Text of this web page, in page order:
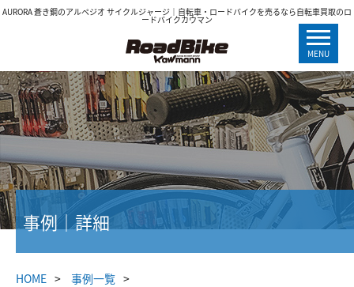
AURORA 蒼き鋼のアルペジオ サイクルジャージ｜自転車・ロードバイクを売るなら自転車買取のロ
ードバイクカウマン
MENU
事例｜詳細
HOME
事例一覧